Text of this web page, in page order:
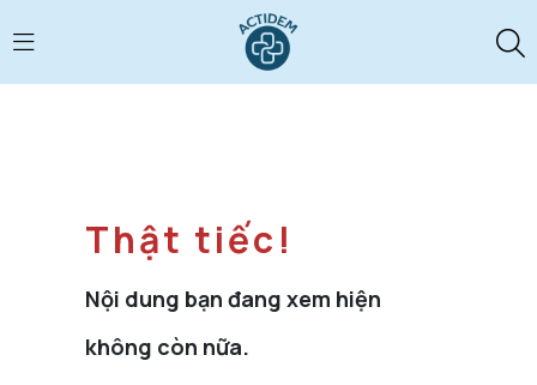
Thật tiếc!
Nội dung bạn đang xem hiện
không còn nữa.